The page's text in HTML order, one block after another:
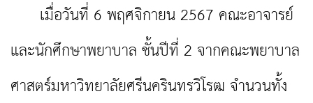
เมื่อวันที่ 6 พฤศจิกายน 2567 คณะอาจารย์
และนักศึกษาพยาบาล ชั้นปีที่ 2 จากคณะพยาบาล
ศาสตร์มหาวิทยาลัยศรีนครินทรวิโรฒ จำนวนทั้ง